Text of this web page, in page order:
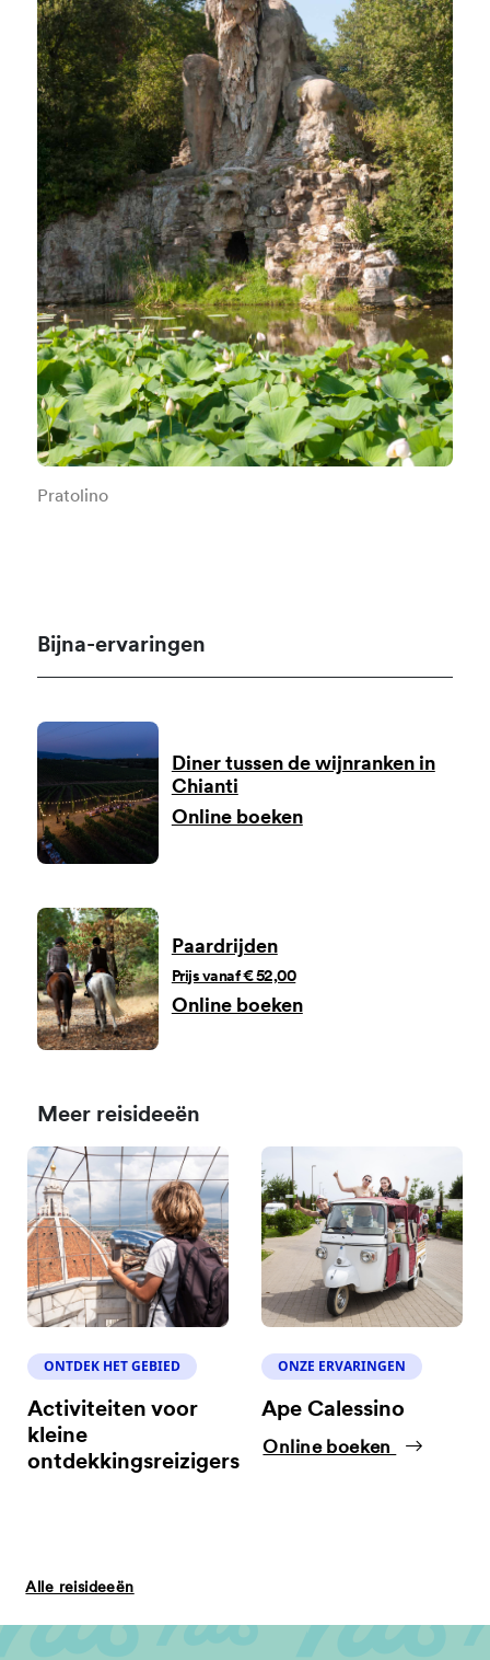
Pratolino
Bijna-ervaringen
Diner tussen de wijnranken in
Chianti
Online boeken
Paardrijden
Prijs vanaf € 52,00
Online boeken
Meer reisideeën
ONTDEK HET GEBIED
Activiteiten voor
kleine
ontdekkingsreizigers
ONZE ERVARINGEN
Ape Calessino
Online boeken
Alle reisideeën